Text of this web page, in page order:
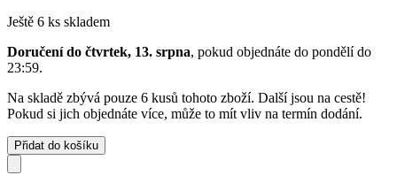
Ještě 6 ks skladem
Doručení do čtvrtek, 13. srpna, pokud objednáte do pondělí do
23:59.
Na skladě zbývá pouze 6 kusů tohoto zboží. Další jsou na cestě!
Pokud si jich objednáte více, může to mít vliv na termín dodání.
Přidat do košíku